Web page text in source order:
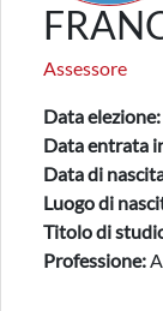
Assessore
Data elezione:
Data entrata
Data di
Luogo di
Titolo di
Professione: